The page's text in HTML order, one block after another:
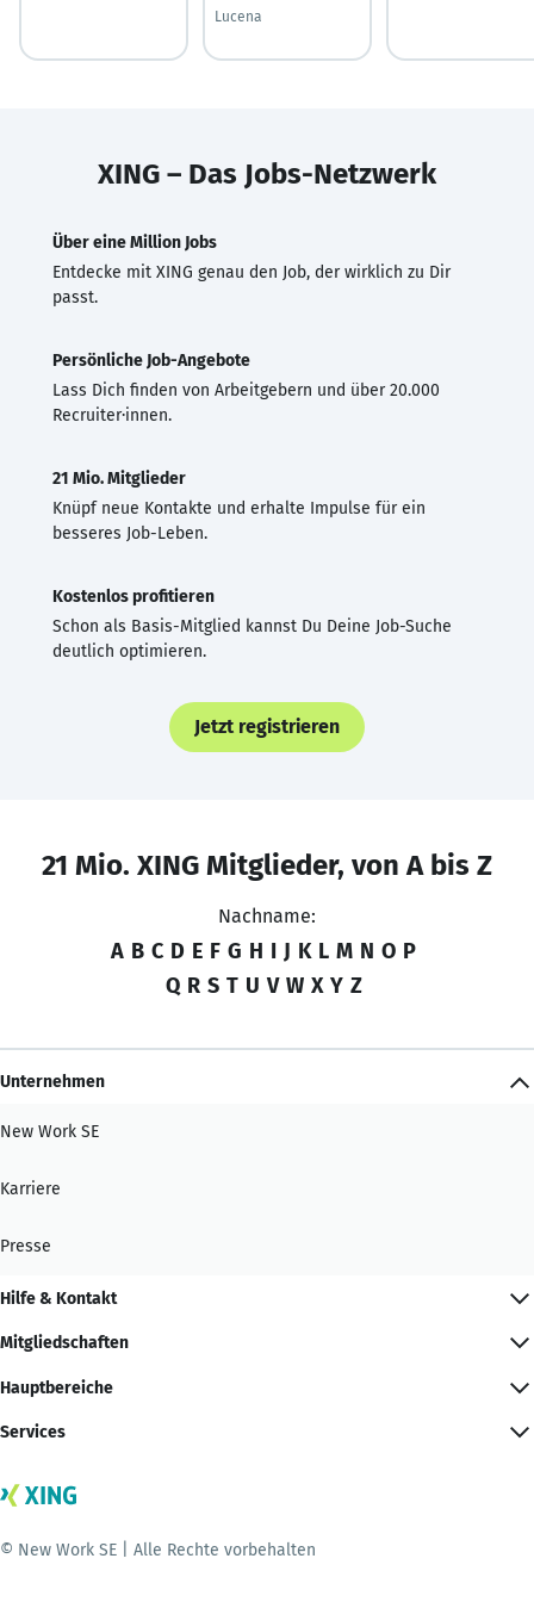
Lucena
XING – Das Jobs-Netzwerk
Über eine Million Jobs
Entdecke mit XING genau den Job, der wirklich zu Dir
passt.
Persönliche Job-Angebote
Lass Dich finden von Arbeitgebern und über 20.000
Recruiter·innen.
21 Mio. Mitglieder
Knüpf neue Kontakte und erhalte Impulse für ein
besseres Job-Leben.
Kostenlos profitieren
Schon als Basis-Mitglied kannst Du Deine Job-Suche
deutlich optimieren.
Jetzt registrieren
21 Mio. XING Mitglieder, von A bis Z
Nachname:
A B C D E F G H I J K L M N O P
Q R S T U V W X Y Z
Unternehmen
New Work SE
Karriere
Presse
Hilfe & Kontakt
Mitgliedschaften
Hauptbereiche
Services
© New Work SE | Alle Rechte vorbehalten